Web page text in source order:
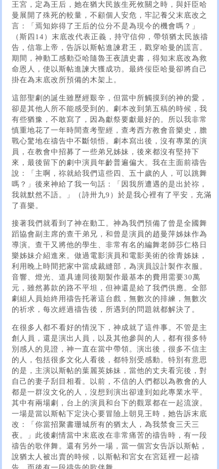
王宮，定為王后，她在猶大民族生死攸關之時，與奸臣哈
曼展開了殊死的較量，不顧個人安危，牢記養父末底改之
言：「焉知妳得了王后的位分不是為現今的機會嗎？」
（斯四14）末底改代表正義，持守信仰，帶領猶太民族禱
告，信靠上帝，告訴以斯帖進諫君王，戳穿哈曼的謊言。
期間，神動工感動亞哈隨魯王夜讀史書，得知末底改為救
命恩人，使以斯帖進諫大獲成功。最終佞臣哈曼卻將自己
掛在為末底改所預備的木架上。
這部聖劇的誕生雖歷經艱辛，但當中所觸摸到的神的愛，
卻是其他人所不能感受到的。劇本改到第五稿的時候，我
有些猶豫，不敢寫了，因為獻祭要獻最好的。所以我非常
慎重地花了一年時間查考聖經，查考西方教會音樂史，膽
戰心驚地在禱告中不斷領悟。劇本寫出後，沒有專業的演
員，在教會中招募了一些弟兄姊妹，後來都沒有堅持下
來，最後留下的劇中演員年齡普遍偏大。我在主面前禱告
說：「主啊，祢就給我們這些四、五十歲的人，可以跳舞
嗎？」後來神給了我一句話：「因我所遭遇的是出於祢，
我就默然不語。」（詩卅九9）於是我心裡有了平安，充滿
了喜樂。
接著我們就看到了神在動工。神為我們預備了曾是全國舞
蹈協會副主席的查干弟兄，和曾是演員的趙曼萍姊妹作為
導演。查干又將他的學生、非常有名的編舞老師莎仁格日
樂姊妹介紹進來。做過電影演員和電影美術的徐青姊妹，
利用晚上時間把家中當成裁縫部，為演員設計製作衣服。
音響、燈光、道具連同後期製作最基本的費用需要30萬
元，雖然募款的路不平坦，但神還是給了我們供應。全部
劇組人員始終用禱告托著這台戲，無數次的排練，無數次
的祈求，每次經過禱告後，所遇到的問題就都解決了。
在很多人都不看好的情況下，神成就了這件事。不管是主
創人員，還是演出人員，以及其他參與的人，都有很多特
別感人的見證，神一直在當中帶領。演出後，很多不信主
的人，包括很多文化人看後，都特別受感動。特別有意思
的是，主演以斯帖的葉麗英姊妹，當他的丈夫看完後，對
自己的妻子刮目相看。以前，不信的人們都以為教會的人
都是一群沒文化的人，沒想到演出卻達到如此專業水平。
其中有兩場劇，台上的演員和台下的觀眾都在一起流淚。
一場是當以斯帖下定決心要冒險上朝見王時，她告訴末底
改：「你當招聚書珊城所有的猶太人，為我禁食三天三
夜。」此後劇情當中末底改在非常痛苦的禱告時，有一段
禱告的歌伴舞。還有另外一場，當一個宮女告訴以斯帖，
說猶太人被出賣的時候，以斯帖和宮女在宮廷裡一起禱